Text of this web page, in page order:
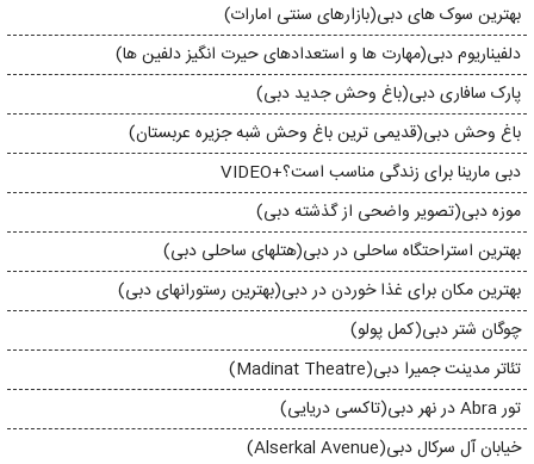
بهترین سوک های دبی(بازارهای سنتی امارات)
دلفیناریوم دبی(مهارت ها و استعدادهای حیرت انگیز دلفین ها)
پارک سافاری دبی(باغ وحش جدید دبی)
باغ وحش دبی(قدیمی ترین باغ وحش شبه جزیره عربستان)
دبی مارینا برای زندگی مناسب است؟+VIDEO
موزه دبی(تصویر واضحی از گذشته دبی)
بهترین استراحتگاه ساحلی در دبی(هتلهای ساحلی دبی)
بهترین مکان برای غذا خوردن در دبی(بهترین رستورانهای دبی)
چوگان شتر دبی(کمل پولو)
تئاتر مدینت جمیرا دبی(Madinat Theatre)
تور Abra در نهر دبی(تاکسی دریایی)
خیابان آل سرکال دبی(Alserkal Avenue)